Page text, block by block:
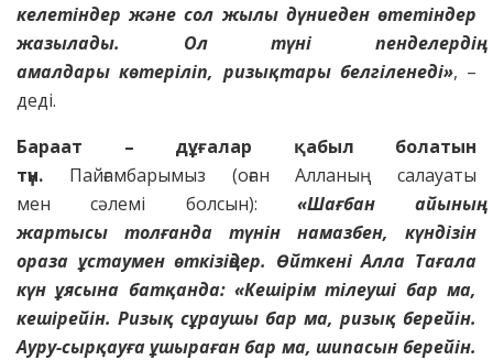
келетіндер және сол жылы дүниеден өтетіндер
жазылады. Ол түні пенделердің
амалдарыкөтеріліп, ризықтары белгіленеді», –
деді.
Бараат – дұғалар қабыл болатын
түн. Пайғамбарымыз (оған Алланың салауаты
мен сәлемі болсын): «Шағбан айының
жартысы толғанда түнін намазбен, күндізін
ораза ұстаумен өткізіңдер. Өйткені Алла Тағала
күн ұясына батқанда: «Кешірім тілеуші бар ма,
кешірейін. Ризық сұраушы бар ма, ризық берейін.
Ауру-сырқауға ұшыраған бар ма, шипасын берейін.